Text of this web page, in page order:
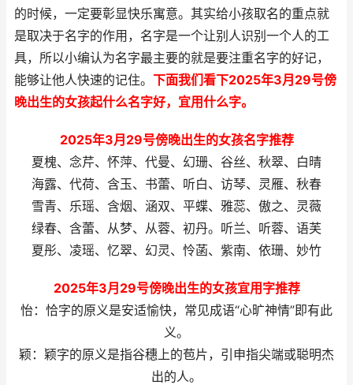
的时候，一定要彰显快乐寓意。其实给小孩取名的重点就
是取决于名字的作用，名字是一个让别人识别一个人的工
具，所以小编认为名字最主要的就是要注重名字的好记，
能够让他人快速的记住。 下面我们看下2025年3月29号傍
晚出生的女孩起什么名字好，宜用什么字。
2025年3月29号傍晚出生的女孩名字推荐
夏槐、念芹、怀萍、代曼、幻珊、谷丝、秋翠、白晴
海露、代荷、含玉、书蕾、听白、访琴、灵雁、秋春
雪青、乐瑶、含烟、涵双、平蝶、雅蕊、傲之、灵薇
绿春、含蕾、从梦、从蓉、初丹。听兰、听蓉、语芙
夏彤、凌瑶、忆翠、幻灵、怜菡、紫南、依珊、妙竹
2025年3月29号傍晚出生的女孩宜用字推荐
怡：恰字的原义是安适愉快，常见成语“心旷神情”即有此
义。
颖：颖字的原义是指谷穗上的苞片，引申指尖端或聪明杰
出的人。